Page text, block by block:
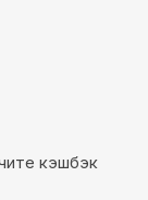
кэшбэк